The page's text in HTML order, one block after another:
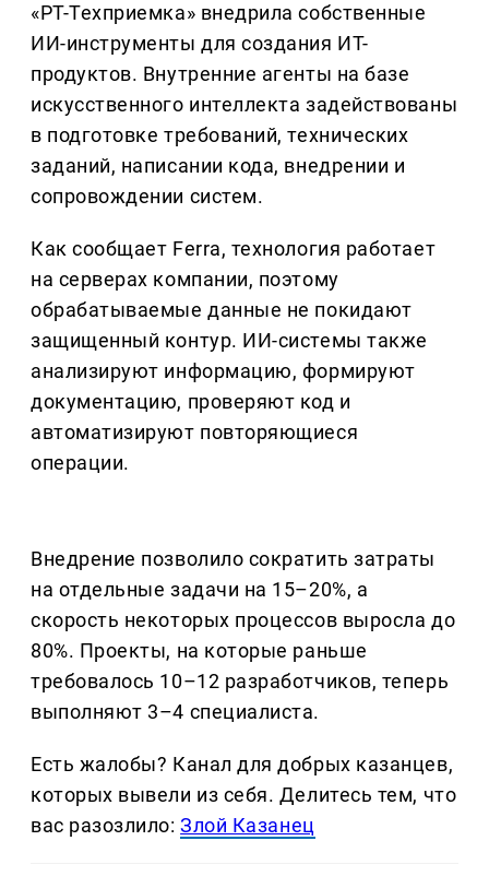
«РТ-Техприемка» внедрила собственные
ИИ-инструменты для создания ИТ-
продуктов. Внутренние агенты на базе
искусственного интеллекта задействованы
в подготовке требований, технических
заданий, написании кода, внедрении и
сопровождении систем.
Как сообщает Ferra, технология работает
на серверах компании, поэтому
обрабатываемые данные не покидают
защищенный контур. ИИ-системы также
анализируют информацию, формируют
документацию, проверяют код и
автоматизируют повторяющиеся
операции.
Внедрение позволило сократить затраты
на отдельные задачи на 15–20%, а
скорость некоторых процессов выросла до
80%. Проекты, на которые раньше
требовалось 10–12 разработчиков, теперь
выполняют 3–4 специалиста.
Есть жалобы? Канал для добрых казанцев,
которых вывели из себя. Делитеcь тем, что
вас разозлило:Злой Казанец